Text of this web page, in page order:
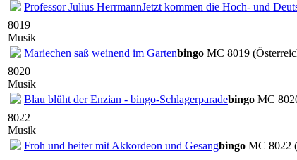
Professor Julius HerrmannJetzt kommen die Hoch- und
8019
Musik
Mariechen saß weinend im Gartenbingo MC 8019
8020
Musik
Blau blüht der Enzian - bingo-Schlagerparadebingo MC
8022
Musik
Froh und heiter mit Akkordeon und Gesangbingo MC 8022